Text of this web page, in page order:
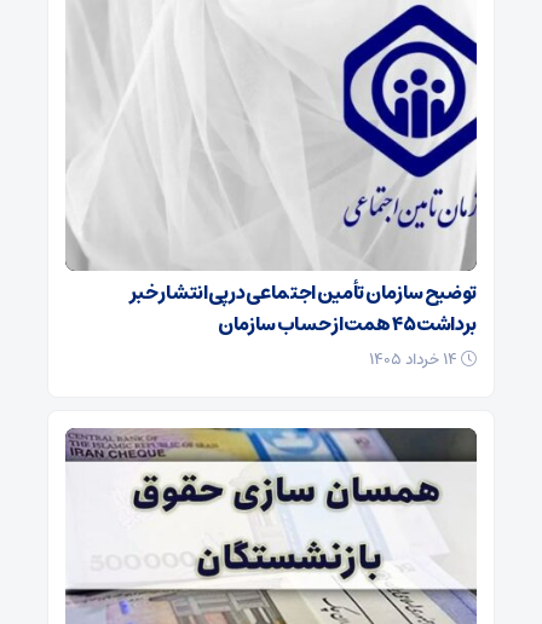
توضیح سازمان تأمین اجتماعی در پی انتشار خبر
برداشت ۴۵ همت از حساب سازمان